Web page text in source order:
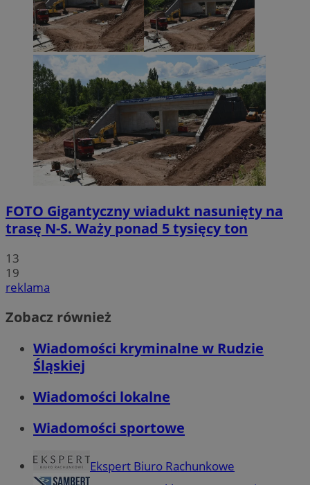
FOTO Gigantyczny wiadukt nasunięty na
trasę N-S. Waży ponad 5 tysięcy ton
13
19
reklama
Zobacz również
Wiadomości kryminalne w Rudzie
Śląskiej
Wiadomości lokalne
Wiadomości sportowe
Ekspert Biuro Rachunkowe